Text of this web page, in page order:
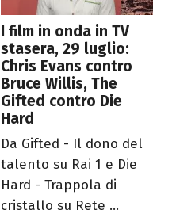
I film in onda in TV
stasera, 29 luglio:
Chris Evans contro
Bruce Willis, The
Gifted contro Die
Hard
Da Gifted - Il dono del
talento su Rai 1 e Die
Hard - Trappola di
cristallo su Rete ...